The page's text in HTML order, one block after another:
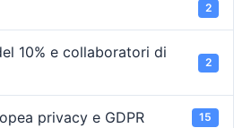
2
10% e collaboratori di
2
privacy e GDPR 15